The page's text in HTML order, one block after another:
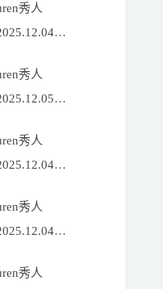
秀人
751.43MB]
秀人
642.39MB]
秀人
832.27MB]
秀人
602.69MB]
秀人